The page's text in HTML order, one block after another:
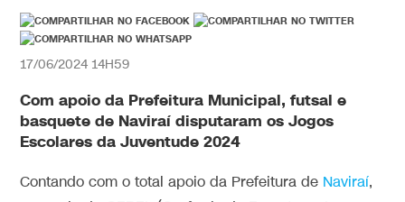
17/06/2024 14H59
Com apoio da Prefeitura Municipal, futsal e
basquete de Naviraí disputaram os Jogos
Escolares da Juventude 2024
Contando com o total apoio da Prefeitura de Naviraí,